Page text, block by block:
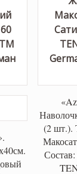
(2 шт.).